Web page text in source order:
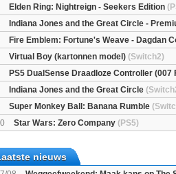
Elden Ring: Nightreign - Seekers Edition
Indiana Jones and the Great Circle -
(PS5)
Fire Emblem: Fortune's Weave - Dagdan
Virtual Boy (kartonnen model) (Switch2)
PS5 DualSense Draadloze Controller (007
Limited Edition)(PS5)
Indiana Jones and the Great Circle
Super Monkey Ball: Banana Rumble
Star Wars: Zero Company (PS5)
nieuws